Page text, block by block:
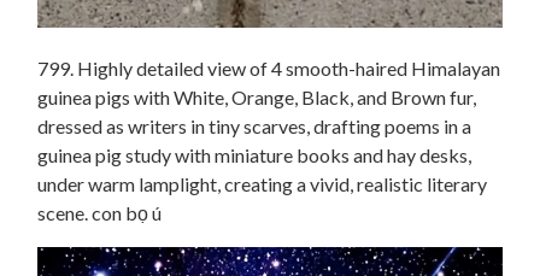
799. Highly detailed view of 4 smooth-haired Himalayan
guinea pigs with White, Orange, Black, and Brown fur,
dressed as writers in tiny scarves, drafting poems in a
guinea pig study with miniature books and hay desks,
under warm lamplight, creating a vivid, realistic literary
scene. con bọ ú